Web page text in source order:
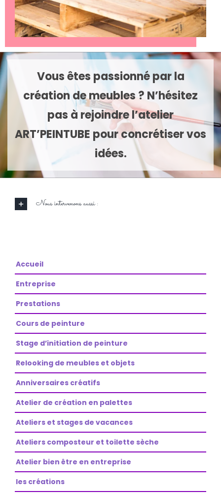
Vous êtes passionné par la
création de meubles ? N’hésitez
pas à rejoindre l’atelier
ART’PEINTUBE pour concrétiser vos
idées.
Nous intervenons aussi :
Accueil
Entreprise
Prestations
Cours de peinture
Stage d’initiation de peinture
Relooking de meubles et objets
Anniversaires créatifs
Atelier de création en palettes
Ateliers et stages de vacances
Ateliers composteur et toilette sèche
Atelier bien être en entreprise
les créations